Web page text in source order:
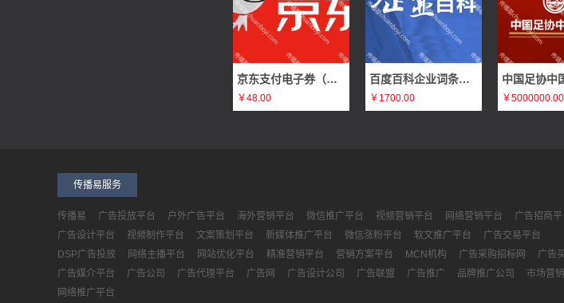
生活消费广告
否广告
上海展博科技有限公司需求
中视一鸣传媒科技有限公司需求综合媒体广告
艾杰（杭州）网络技术有限公司需求黄V认证广告
北京中联航旅文化发展有限公司需求 灯光秀广告
京东支付电子券（原价50元 98折）
￥48.00
百度百科企业词条编辑
￥1700.00 ￥5000000.00
传播易服务
传播易 广告投放平台 户外广告平台 海外营销平台 微信推广平台 视频营销平台 网络营销平台
广告招商平
广告设计平台
视频制作平台 文案策划平台 新媒体推广平台 微信涨粉平台 软文推广平台
广告交易平台
DSP广告投放
网络主播平台 网站优化平台 精准营销平台 营销方案平台 MCN机构 广告采购招标网
广告
广告媒介平台
广告公司 广告代理平台 广告网 广告设计公司 广告联盟 广告推广 品牌推广公司
市场营
网络推广平台